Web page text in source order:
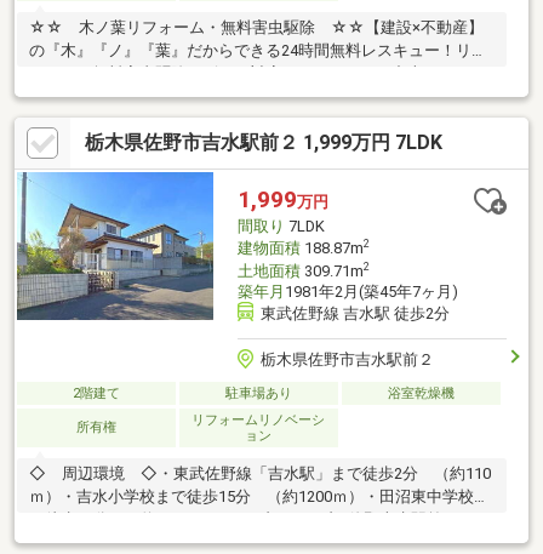
☆☆ 木ノ葉リフォーム・無料害虫駆除 ☆☆【建設×不動産】
の『木』『ノ』『葉』だからできる24時間無料レスキュー！リフ
ターサービスがついており、住んでからの安心をずっとお届けし
ます！内覧時に、無料相談・お見積りも物件ごとに作成可能！！
オウチ探しも、リフォームも一緒に相談できます！＼弊社には、
『きつね隊』・『ゴリラ隊』という無料かけつけサービスの仕組
みが、整っています♪／住んでからのお家トラブル、緊急対応も承
っております♪お家のこと、すべて木ノ葉プランニングにお任せく
ださい＾＾
栃木県佐野市吉水駅前２ 1,999万円 7LDK
1,999万円
間取り 7LDK
建物面積188.87m2
土地面積309.71m2
築年月 1981年2月(築45年7ヶ月)
東武佐野線 吉水駅 徒歩2分
栃木県佐野市吉水駅前２
2階建て 駐車場あり 浴室乾燥機
所有権
リフォームリノベーシ
ョン
◇ 周辺環境 ◇・東武佐野線「吉水駅」まで徒歩2分 （約110
ｍ）・吉水小学校まで徒歩15分 （約1200ｍ）・田沼東中学校ま
店まで徒歩9分 （約650ｍ） など♪＼おウチ探しはケイアイエ